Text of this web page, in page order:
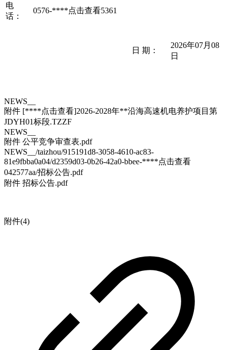
电
话：
0576-****点击查看5361
日 期：
2026年07月08
日
NEWS__
附件 [****点击查看]2026-2028年**沿海高速机电养护项目第
JDYH01标段.TZZF
NEWS__
附件 公平竞争审查表.pdf
NEWS__/taizhou/915191d8-3058-4610-ac83-
81e9fbba0a04/d2359d03-0b26-42a0-bbee-****点击查看
042577aa/招标公告.pdf
附件 招标公告.pdf
附件(4)